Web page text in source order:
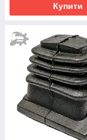
Купити